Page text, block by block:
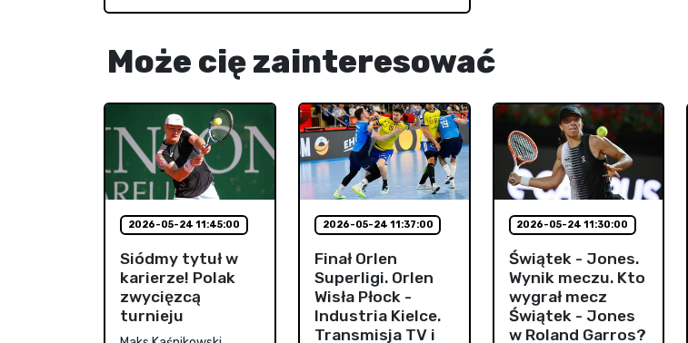
Może cię zainteresować
2026-05-24 11:45:00
Siódmy tytuł w
karierze! Polak
zwycięzcą
turnieju
2026-05-24 11:37:00
Finał Orlen
Superligi. Orlen
Wisła Płock -
Industria Kielce.
Transmisja TV i
2026-05-24 11:30:00
Świątek - Jones.
Wynik meczu. Kto
wygrał mecz
Świątek - Jones
w Roland Garros?